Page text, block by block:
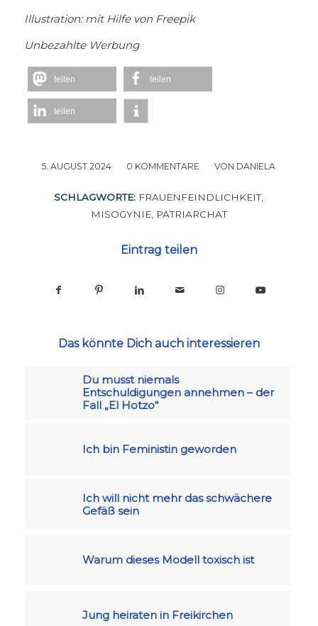
Illustration: mit Hilfe von Freepik
Unbezahlte Werbung
teilen teilen
teilen
5. AUGUST 2024
/ 0 KOMMENTARE
/ VON DANIELA
SCHLAGWORTE: FRAUENFEINDLICHKEIT,
MISOGYNIE, PATRIARCHAT
Eintrag teilen
Das könnte Dich auch interessieren
Du musst niemals
Entschuldigungen annehmen – der
Fall „El Hotzo“
Ich bin Feministin geworden
Ich will nicht mehr das schwächere
Gefäß sein
Warum dieses Modell toxisch ist
Jung heiraten in Freikirchen